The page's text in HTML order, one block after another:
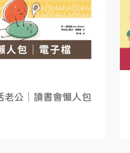
老公│讀書會懶人包